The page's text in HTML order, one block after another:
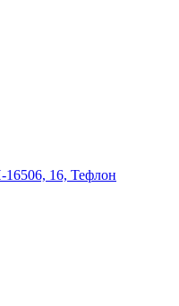
16, Тефлон